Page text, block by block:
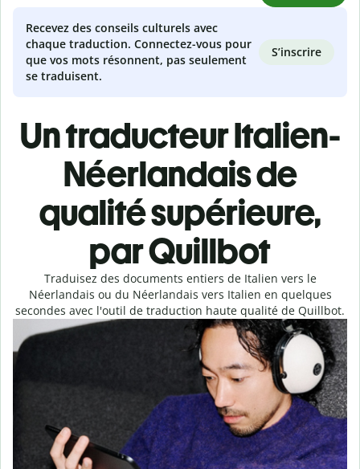
Recevez des conseils culturels avec
chaque traduction. Connectez-vous pour
que vos mots résonnent, pas seulement
se traduisent.
S’inscrire
Un traducteur Italien-
Néerlandais de
qualité supérieure,
par Quillbot
Traduisez des documents entiers de Italien vers le
Néerlandais ou du Néerlandais vers Italien en quelques
secondes avec l'outil de traduction haute qualité de Quillbot.